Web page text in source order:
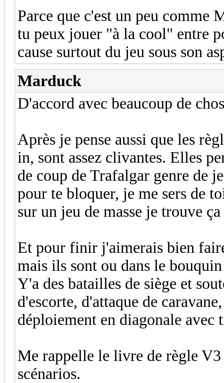
Parce que c'est un peu comme
tu peux jouer "à la cool" entre
cause surtout du jeu sous son
Marduck
D'accord avec beaucoup de
Après je pense aussi que les
in, sont assez clivantes. Elles
de coup de Trafalgar genre de
pour te bloquer, je me sers de
sur un jeu de masse je trouve
Et pour finir j'aimerais bien
mais ils sont ou dans le
Y'a des batailles de siège et
d'escorte, d'attaque de
déploiement en diagonale avec
Me rappelle le livre de règle
scénarios.